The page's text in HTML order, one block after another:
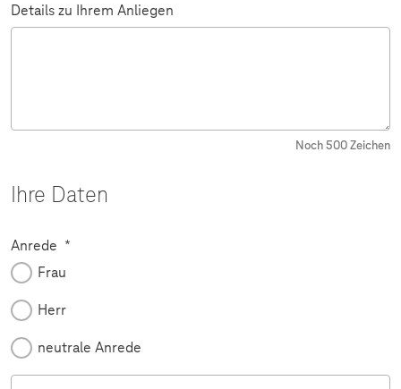
Details zu Ihrem Anliegen
Noch500Zeichen
Ihre Daten
Anrede Pflichtfeld
*
Frau
Herr
neutrale Anrede